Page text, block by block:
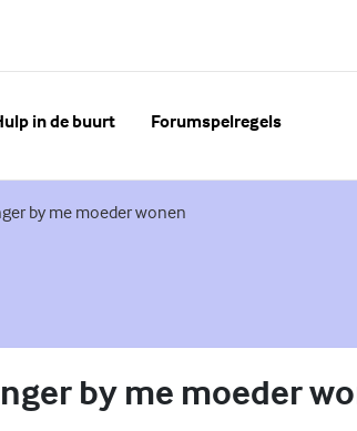
in de buurt Forumspelregels
by me moeder wonen
by me moeder